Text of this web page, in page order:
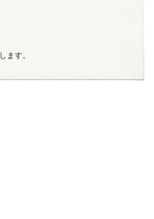
ます。